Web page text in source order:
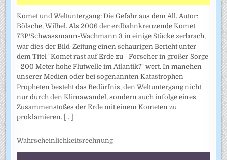
Komet und Weltuntergang: Die Gefahr aus dem All. Autor:
Bölsche, Wilhel. Als 2006 der erdbahnkreuzende Komet
73P/Schwassmann-Wachmann 3 in einige Stücke zerbrach,
war dies der Bild-Zeitung einen schaurigen Bericht unter
dem Titel "Komet rast auf Erde zu - Forscher in großer Sorge
- 200 Meter hohe Flutwelle im Atlantik?" wert. In manchen
unserer Medien oder bei sogenannten Katastrophen-
Propheten besteht das Bedürfnis, den Weltuntergang nicht
nur durch den Klimawandel, sondern auch infolge eines
Zusammenstoßes der Erde mit einem Kometen zu
proklamieren. [...]
Wahrscheinlichkeitsrechnung